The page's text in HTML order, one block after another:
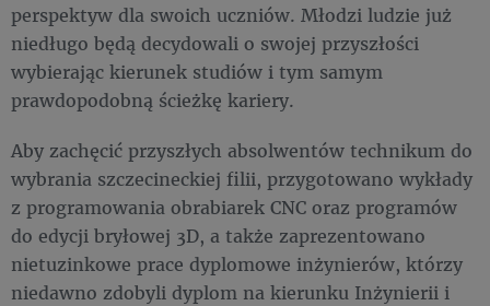
perspektyw dla swoich uczniów. Młodzi ludzie już
niedługo będą decydowali o swojej przyszłości
wybierając kierunek studiów i tym samym
prawdopodobną ścieżkę kariery.
Aby zachęcić przyszłych absolwentów technikum do
wybrania szczecineckiej filii, przygotowano wykłady
z programowania obrabiarek CNC oraz programów
do edycji bryłowej 3D, a także zaprezentowano
nietuzinkowe prace dyplomowe inżynierów, którzy
niedawno zdobyli dyplom na kierunku Inżynierii i